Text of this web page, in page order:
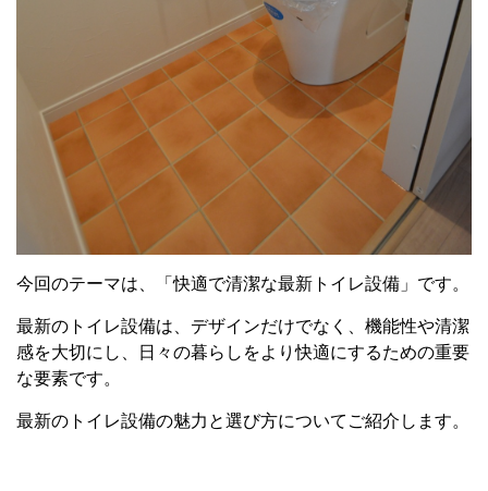
今回のテーマは、「快適で清潔な最新トイレ設備」です。
最新のトイレ設備は、デザインだけでなく、機能性や清潔
感を大切にし、日々の暮らしをより快適にするための重要
な要素です。
最新のトイレ設備の魅力と選び方についてご紹介します。